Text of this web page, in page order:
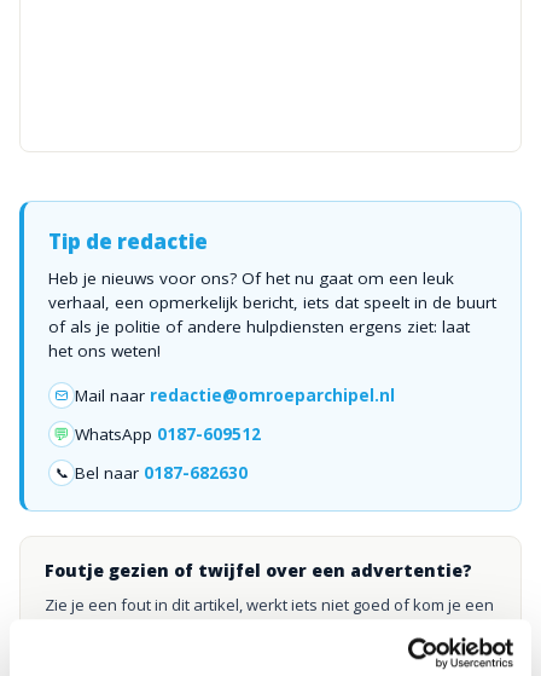
Tip de redactie
Heb je nieuws voor ons? Of het nu gaat om een leuk
verhaal, een opmerkelijk bericht, iets dat speelt in de buurt
of als je politie of andere hulpdiensten ergens ziet: laat
het ons weten!
Mail naar redactie@omroeparchipel.nl
💬 WhatsApp 0187-609512
📞 Bel naar 0187-682630
Foutje gezien of twijfel over een advertentie?
Zie je een fout in dit artikel, werkt iets niet goed of kom je een
. We kijken er graag naar.